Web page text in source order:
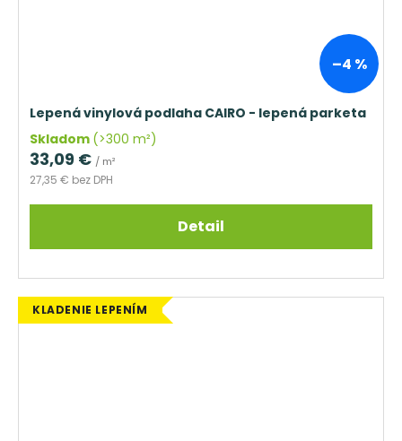
–4 %
Lepená vinylová podlaha CAIRO - lepená parketa
Skladom (>300 m²)
27,35 € bez DPH
33,09 € / m²
Detail
KLADENIE LEPENÍM